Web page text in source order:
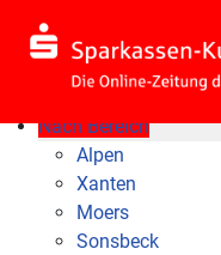
Nach Bereich
Alpen
Xanten
Moers
Sonsbeck